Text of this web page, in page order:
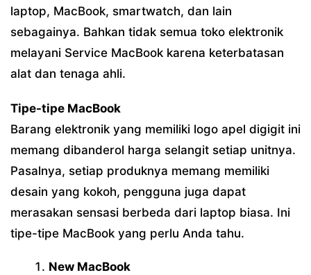
laptop, MacBook, smartwatch, dan lain
sebagainya. Bahkan tidak semua toko elektronik
melayani Service MacBook karena keterbatasan
alat dan tenaga ahli.
Tipe-tipe MacBook
Barang elektronik yang memiliki logo apel digigit ini
memang dibanderol harga selangit setiap unitnya.
Pasalnya, setiap produknya memang memiliki
desain yang kokoh, pengguna juga dapat
merasakan sensasi berbeda dari laptop biasa. Ini
tipe-tipe MacBook yang perlu Anda tahu.
New MacBook